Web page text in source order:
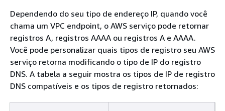
Dependendo do seu tipo de endereço IP, quando você
chama um VPC endpoint, o AWS serviço pode retornar
registros A, registros AAAA ou registros A e AAAA.
Você pode personalizar quais tipos de registro seu AWS
serviço retorna modificando o tipo de IP do registro
DNS. A tabela a seguir mostra os tipos de IP de registro
DNS compatíveis e os tipos de registro retornados: